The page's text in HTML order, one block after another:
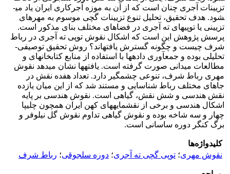
تزیینات آجری چنان است که از آن به موزه آجرکاری ایران یاد می­
شود. هدف تحقیق، تحلیل تنوع تزیینات گچی موسوم به مهرهای
تزیینی یا توپی­های ته آجری در فضاهای مختلف بنای مذکور است.
پرسش پژوهش این است که اشکال نقوش توپی ته آجری در رباط
شرف چیست و چگونه گسترش یافته­اند؟ روش تحقیق توصیفی-
تحلیلی بوده و جمع­آوری داده­ها با استفاده از منابع کتابخانه­ای و
مطالعات میدانی صورت گرفته است. یافته­ها نشان می­دهد نقوش
مهری رباط شرف، تنوعی چشمگیر دارد. تعداد هفده نقش در
جاهای مختلف رباط شناسایی و مستند شد که از این میان یازده
نقش هندسی و شش نقش، گیاهی است. نقوش هندسی بر پایه
اشکال هندسی و برخی از نقش­مایه­های کهن ایران همچون چلیپا
چهار و سه شاخه بوده و نقوش گیاهی تداوم نقوش گل نیلوفر و
برگ کنگر دوره ساسانی است.
کلیدواژه‌ها
نقوش مهری؛ توپی گچی ته آجری؛ دوره سلجوقی؛ رباط شرف